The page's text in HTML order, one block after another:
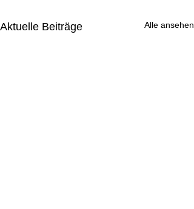
Aktuelle Beiträge Alle ansehen